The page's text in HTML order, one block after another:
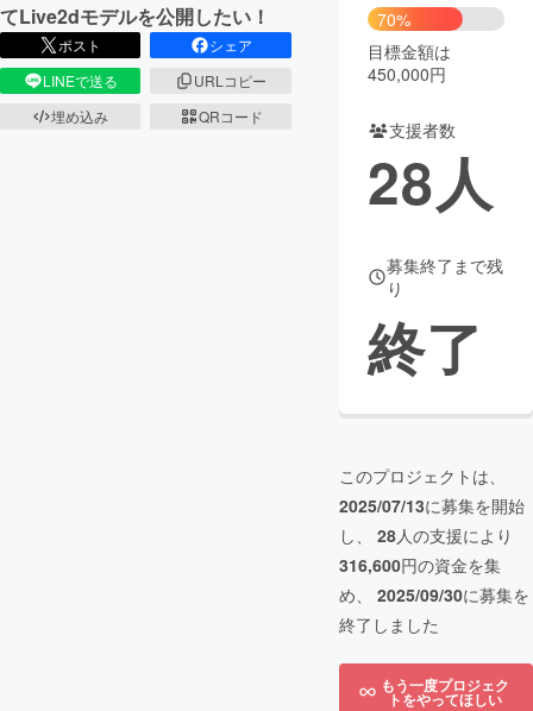
CAMPFIRE for Social Good CAMPFIRE Creation
CAMPFIREふるさと納税
コミュニティ
てLive2dモデルを公開したい！
ポスト
シェア
LINEで送る
URLコピー
埋め込み
QRコード
70%
目標金額は
450,000円
支援者数
28人
募集終了まで残
り
終了
このプロジェクトは、
2025/07/13に募集を開始
し、 28人の支援により
316,600円の資金を集
め、 2025/09/30に募集を
終了しました
もう一度プロジェク
トをやってほしい